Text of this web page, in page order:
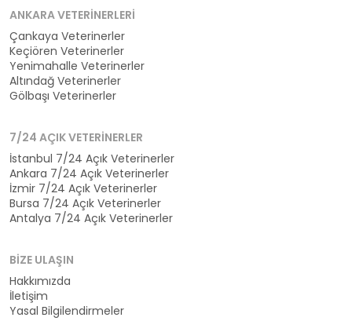
ANKARA VETERINERLERI
Çankaya Veterinerler
Keçiören Veterinerler
Yenimahalle Veterinerler
Altındağ Veterinerler
Gölbaşı Veterinerler
7/24 AÇIK VETERINERLER
İstanbul 7/24 Açık Veterinerler
Ankara 7/24 Açık Veterinerler
İzmir 7/24 Açık Veterinerler
Bursa 7/24 Açık Veterinerler
Antalya 7/24 Açık Veterinerler
BIZE ULAŞIN
Hakkımızda
İletişim
Yasal Bilgilendirmeler